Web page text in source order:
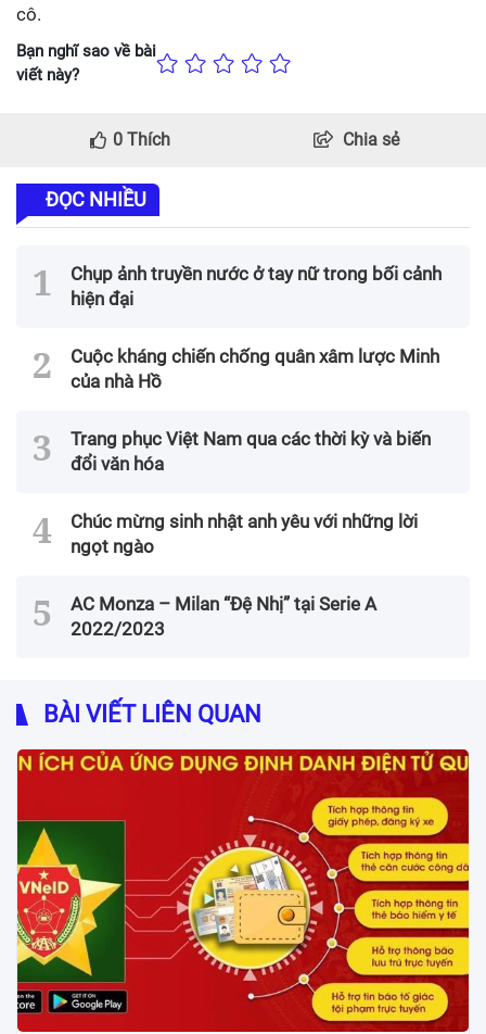
cô.
Bạn nghĩ sao về bài
viết này?
0 Thích Chia sẻ
ĐỌC NHIỀU
Chụp ảnh truyền nước ở tay nữ trong bối cảnh
hiện đại
Cuộc kháng chiến chống quân xâm lược Minh
của nhà Hồ
Trang phục Việt Nam qua các thời kỳ và biến
đổi văn hóa
Chúc mừng sinh nhật anh yêu với những lời
ngọt ngào
AC Monza – Milan “Đệ Nhị” tại Serie A
2022/2023
BÀI VIẾT LIÊN QUAN